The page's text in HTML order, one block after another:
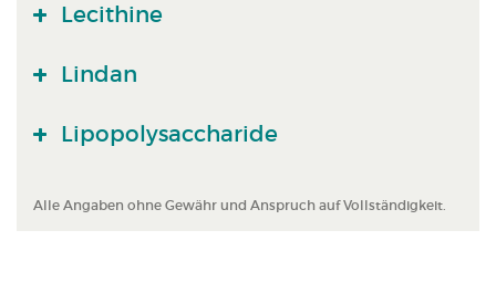
Lecithine
Lindan
Lipopolysaccharide
Alle Angaben ohne Gewähr und Anspruch auf Vollständigkeit.